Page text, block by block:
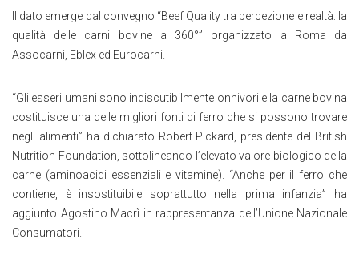
Il dato emerge dal convegno “Beef Quality tra percezione e realtà: la
qualità delle carni bovine a 360°” organizzato a Roma da
Assocarni, Eblex ed Eurocarni.
“Gli esseri umani sono indiscutibilmente onnivori e la carne bovina
costituisce una delle migliori fonti di ferro che si possono trovare
negli alimenti” ha dichiarato Robert Pickard, presidente del British
Nutrition Foundation, sottolineando l’elevato valore biologico della
carne (aminoacidi essenziali e vitamine). “Anche per il ferro che
contiene, è insostituibile soprattutto nella prima infanzia” ha
aggiunto Agostino Macrì in rappresentanza dell’Unione Nazionale
Consumatori.